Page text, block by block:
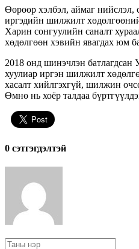
Өөрөөр хэлбэл, аймаг нийслэл,
иргэдийн шилжилт
Харин сонгуулийн саналт
хөдөлгөөн хэвийн явагдах юм
2018 онд шинэчлэн батлагдсан
хуулиар иргэн шилжилт
хасалт хийлгэхгүй, шилжин
Өмнө нь хоёр талдаа
0 cэтгэгдэлтэй